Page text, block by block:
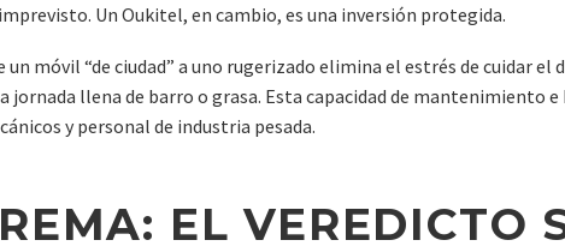
Un Oukitel, en cambio, es una inversión protegida.
móvil “de ciudad” a uno rugerizado elimina el estrés de cuidar el
llena de barro o grasa. Esta capacidad de mantenimiento e
y personal de industria pesada.
EL VEREDICTO